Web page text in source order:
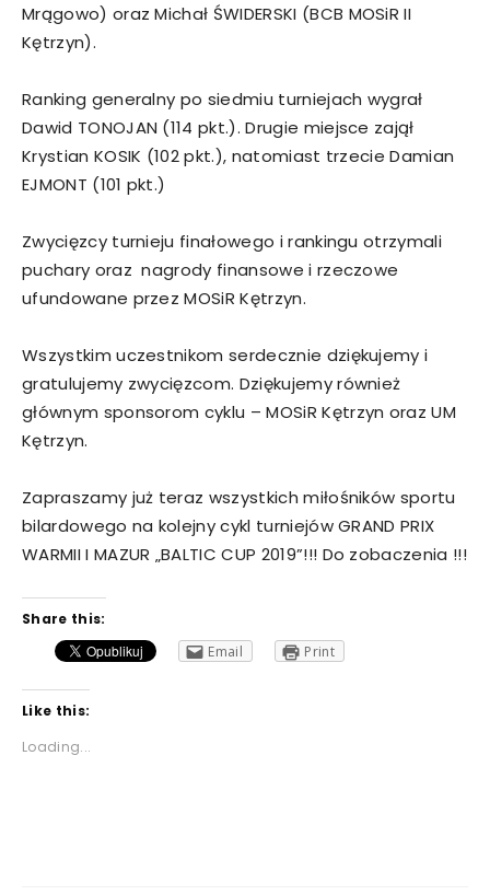
Mrągowo) oraz Michał ŚWIDERSKI (BCB MOSiR II
Kętrzyn).
Ranking generalny po siedmiu turniejach wygrał
Dawid TONOJAN (114 pkt.). Drugie miejsce zajął
Krystian KOSIK (102 pkt.), natomiast trzecie Damian
EJMONT (101 pkt.)
Zwycięzcy turnieju finałowego i rankingu otrzymali
puchary oraz nagrody finansowe i rzeczowe
ufundowane przez MOSiR Kętrzyn.
Wszystkim uczestnikom serdecznie dziękujemy i
gratulujemy zwycięzcom. Dziękujemy również
głównym sponsorom cyklu – MOSiR Kętrzyn oraz UM
Kętrzyn.
Zapraszamy już teraz wszystkich miłośników sportu
bilardowego na kolejny cykl turniejów GRAND PRIX
WARMII I MAZUR „BALTIC CUP 2019”!!! Do zobaczenia !!!
Share this:
Email
Print
Like this:
Loading...